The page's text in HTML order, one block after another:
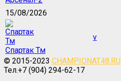
15/08/2026
Спартак Тм
v
© 2015-2023 CHAMPIONAT48.RU
Тел.+7 (904) 294-62-17